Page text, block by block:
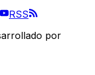
RSS
por